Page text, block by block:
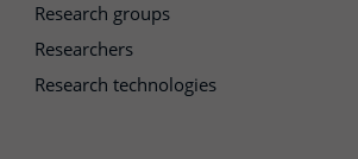
Research groups
Researchers
Research technologies